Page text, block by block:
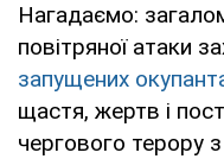
Нагадаємо:
повітряної атаки
запущених
щастя, жертв і
чергового терору